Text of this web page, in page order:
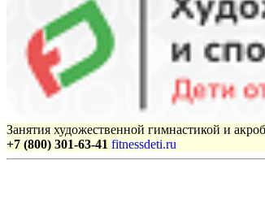
Занятия художественной гимнастикой и
+7 (800) 301-63-41 fitnessdeti.ru